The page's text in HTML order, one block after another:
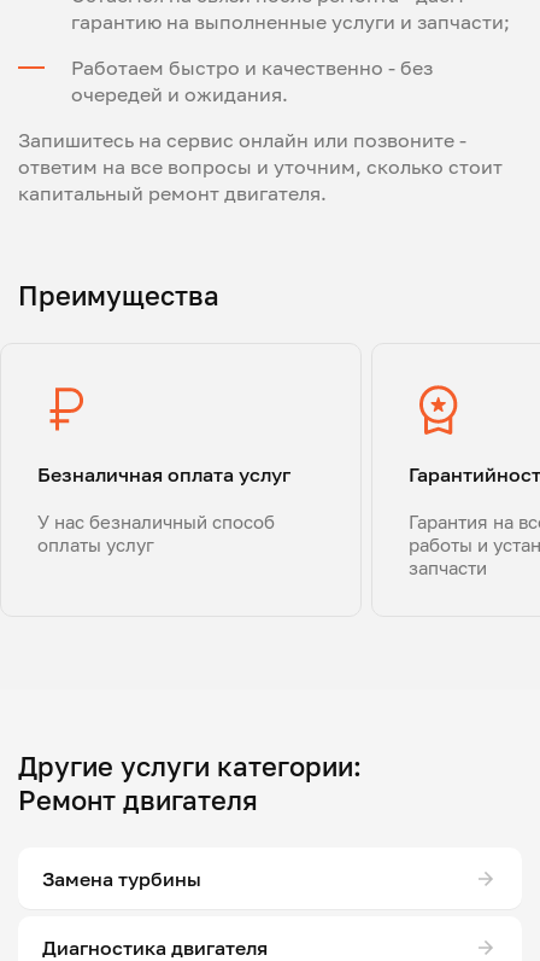
гарантию на выполненные услуги и запчасти;
Работаем быстро и качественно - без
очередей и ожидания.
Запишитесь на сервис онлайн или позвоните -
ответим на все вопросы и уточним, сколько стоит
капитальный ремонт двигателя.
Преимущества
Безналичная оплата услуг
У нас безналичный способ
оплаты услуг
Гарантия на
работы и
запчасти
Другие услуги категории:
Ремонт двигателя
Замена турбины
Диагностика двигателя